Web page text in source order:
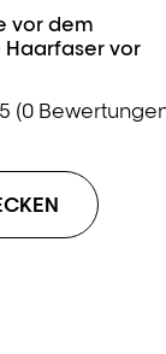
vor dem
Haarfaser vor
(0